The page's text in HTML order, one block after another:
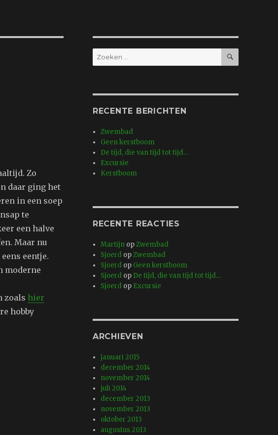
Zo
daar ging het
in een soep
te
een halve
Maar nu
eentje.
moderne
zoals hier
hobby
Zoeken
naar:
ZOEKEN
RECENTE BERICHTEN
Zwembad
Geen kerstboom
De tijd, die van tijd tot tijd…
Excursie
Kerstboom
RECENTE REACTIES
Martijn opZwembad
Sjoerd opZwembad
Sjoerd op Geen kerstboom
Sjoerd op De tijd, die van tijd tot tijd…
Sjoerd op Excursie
ARCHIEVEN
januari 2015
december 2014
november 2014
juli 2014
december 2013
november 2013
oktober 2013
augustus 2013